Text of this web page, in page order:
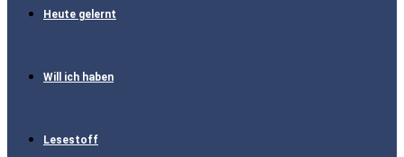
Heute gelernt
Will ich haben
Lesestoff